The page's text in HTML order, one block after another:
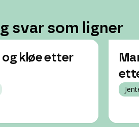
svar som ligner
og kløe etter